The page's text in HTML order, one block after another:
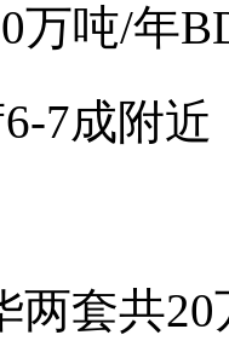
万吨/年
7成附
两套共